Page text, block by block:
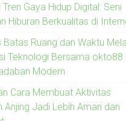
Gaya Hidup Digital: Seni
Hiburan Berkualitas di
Batas Ruang dan Waktu
Teknologi Bersama okto88
Modern
Cara Membuat Aktivitas
Anjing Jadi Lebih Aman dan